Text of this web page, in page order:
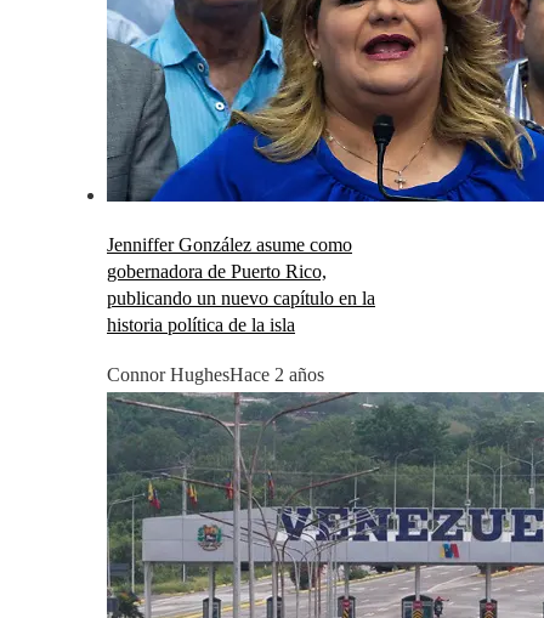
Jenniffer González asume como
gobernadora de Puerto Rico,
publicando un nuevo capítulo en la
historia política de la isla
Connor HughesHace 2 años